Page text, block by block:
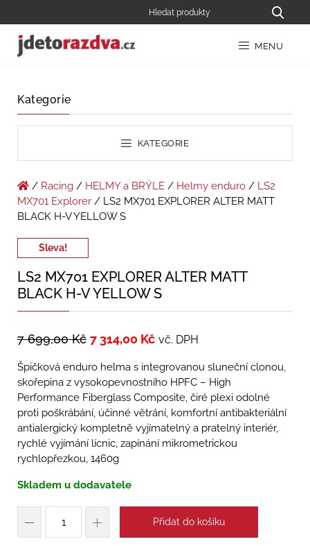
MENU
Kategorie
KATEGORIE
/ Racing / HELMY a BRÝLE / Helmy enduro / LS2
MX701 Explorer / LS2 MX701 EXPLORER ALTER MATT
BLACK H-V YELLOW S
Sleva!
LS2 MX701 EXPLORER ALTER MATT
BLACK H-V YELLOW S
7 699,00Kč 7 314,00 Kč vč. DPH
Špičková enduro helma s integrovanou sluneční clonou,
skořepina z vysokopevnostního HPFC – High
Performance Fiberglass Composite, čiré plexi odolné
proti poškrábání, účinné větrání, komfortní antibakteriální
antialergický kompletně vyjímatelný a pratelný interiér,
rychlé vyjímání lícnic, zapínání mikrometrickou
rychlopřezkou, 1460g
Skladem u dodavatele
Přidat do košíku